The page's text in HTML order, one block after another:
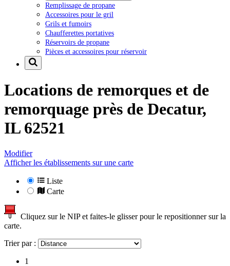
Remplissage de propane
Accessoires pour le gril
Grils et fumoirs
Chaufferettes portatives
Réservoirs de propane
Pièces et accessoires pour réservoir
Locations de remorques et de
remorquage près de Decatur,
IL 62521
Modifier
Afficher les établissements sur une carte
Liste
Carte
Cliquez sur le NIP et faites-le glisser pour le repositionner sur la
carte.
Trier par :
1